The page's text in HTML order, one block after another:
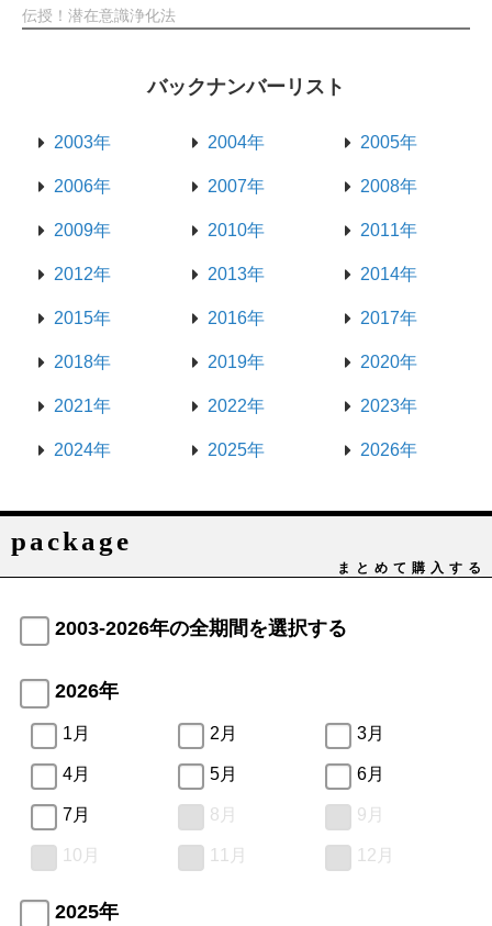
伝授！潜在意識浄化法
バックナンバーリスト
2003年 2004年 2005年
2006年 2007年 2008年
2009年 2010年 2011年
2012年 2013年 2014年
2015年 2016年 2017年
2018年 2019年 2020年
2021年 2022年 2023年
2024年 2025年 2026年
package
まとめて購入する
2003-2026年の全期間を選択する
2026年
1月 2月 3月
4月 5月 6月
7月 8月 9月
10月 11月 12月
2025年